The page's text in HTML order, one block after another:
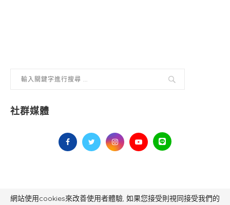
社群媒體
毅傳媒控股股份有限公司 版權所有，非經授權，不得轉載 All Right Reserved.
網站使用cookies來改善使用者體驗, 如果您接受則視同接受我們的